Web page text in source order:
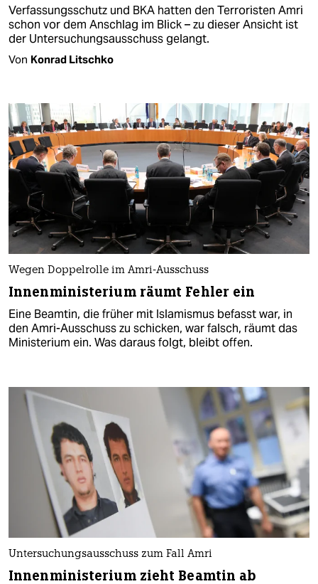
Verfassungsschutz und BKA hatten den Terroristen Amri
schon vor dem Anschlag im Blick – zu dieser Ansicht ist
der Untersuchungsausschuss gelangt.
Von Konrad Litschko
Wegen Doppelrolle im Amri-Ausschuss
Innenministerium räumt Fehler ein
Eine Beamtin, die früher mit Islamismus befasst war, in
den Amri-Ausschuss zu schicken, war falsch, räumt das
Ministerium ein. Was daraus folgt, bleibt offen.
Untersuchungsausschuss zum Fall Amri
Innenministerium zieht Beamtin ab